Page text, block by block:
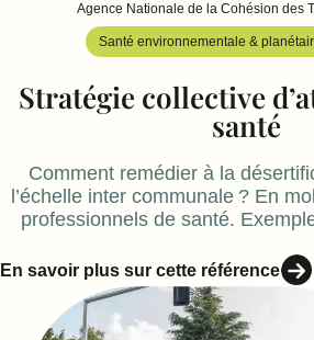
Agence Nationale de la Cohésion des
Santé environnementale &
Stratégie collective
santé
Comment remédier à la
l’échelle inter communale ? En
professionnels de santé.
En savoir plus sur cette référence